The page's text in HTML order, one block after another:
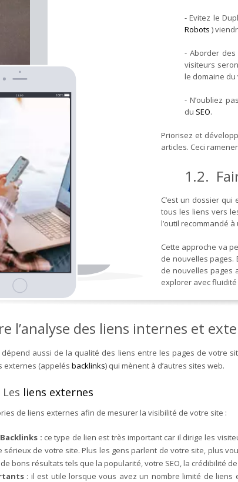
- Evitez le
Robots )
- Aborder
visiteurs
le domaine
- N’oubliez
du SEO.
Priorisez et
articles. Ceci
1.2.
C’est un dossier
tous les liens vers
l’outil recommandé
Cette approche va
de nouvelles pages.
de nouvelles pages
explorer avec
l’analyse des liens internes et
dépend aussi de la qualité des liens entre les pages de votre
externes (appelés backlinks) qui mènent à d’autres sites web.
Les liens externes
de liens externes afin de mesurer la visibilité de votre site :
: ce type de lien est très important car il dirige les
sérieux de votre site. Plus les gens parlent de votre site, plus
bons résultats tels que la popularité, votre SEO, la crédibilité
: il est utile lorsque vous avez un nombre limité de liens